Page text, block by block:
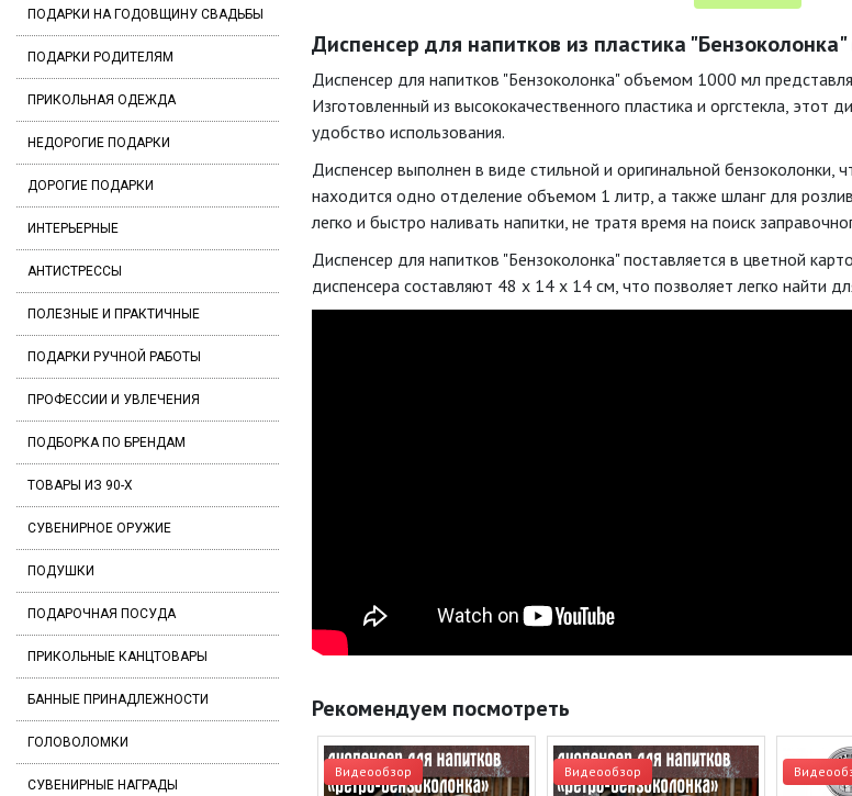
ПОДАРКИ НА ГОДОВЩИНУ СВАДЬБЫ
ПОДАРКИ РОДИТЕЛЯМ
ПРИКОЛЬНАЯ ОДЕЖДА
НЕДОРОГИЕ ПОДАРКИ
ДОРОГИЕ ПОДАРКИ
ИНТЕРЬЕРНЫЕ
АНТИСТРЕССЫ
ПОЛЕЗНЫЕ И ПРАКТИЧНЫЕ
ПОДАРКИ РУЧНОЙ РАБОТЫ
ПРОФЕССИИ И УВЛЕЧЕНИЯ
ПОДБОРКА ПО БРЕНДАМ
ТОВАРЫ ИЗ 90-Х
СУВЕНИРНОЕ ОРУЖИЕ
ПОДУШКИ
ПОДАРОЧНАЯ ПОСУДА
ПРИКОЛЬНЫЕ КАНЦТОВАРЫ
БАННЫЕ ПРИНАДЛЕЖНОСТИ
ГОЛОВОЛОМКИ
СУВЕНИРНЫЕ НАГРАДЫ
Диспенсер для напитков из пластика
Диспенсер для напитков "Бензоколонка" объемом 1000 мл
Изготовленный из высококачественного пластика и оргстекла,
удобство использования.
Диспенсер выполнен в виде стильной и оригинальной
находится одно отделение объемом 1 литр, а также шланг для
легко и быстро наливать напитки, не тратя время на поиск
Диспенсер для напитков "Бензоколонка" поставляется в цветной
диспенсера составляют 48 x 14 x 14 см, что позволяет легко найти
Рекомендуем посмотреть
Видеообзор Видеообзор